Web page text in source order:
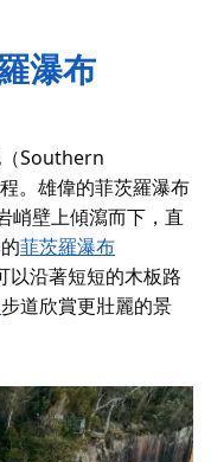
瀑布
Southern
。雄偉的菲茨羅瀑布
峭壁上傾瀉而下，直
菲茨羅瀑布
以沿著短短的木板路
步道欣賞更壯麗的景